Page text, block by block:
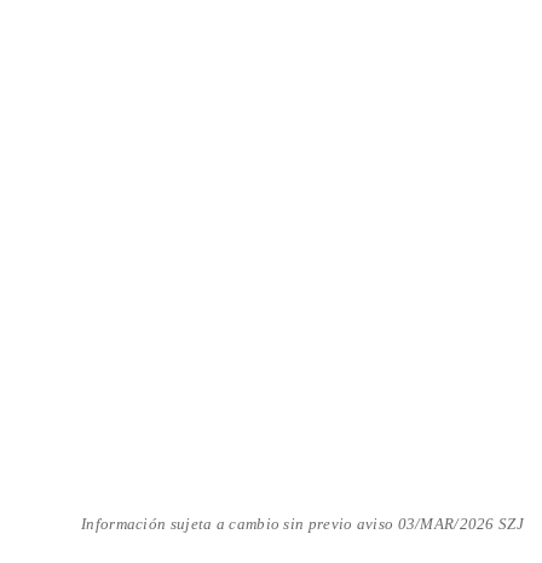
Información sujeta a cambio sin previo aviso 03/MAR/2026 SZJ